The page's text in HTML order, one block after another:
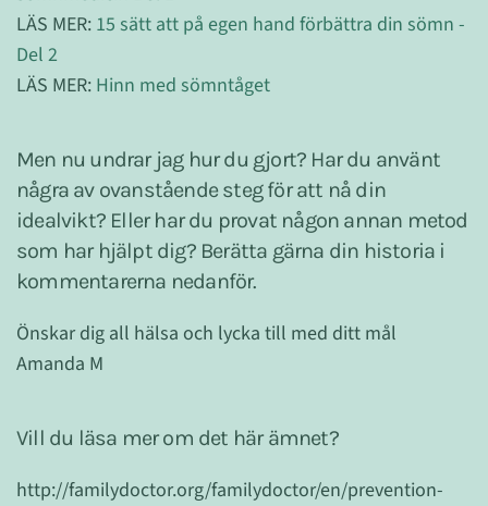
LÄS MER: 15 sätt att på egen hand förbättra din sömn -
Del 2
LÄS MER: Hinn med sömntåget
Men nu undrar jag hur du gjort? Har du använt
några av ovanstående steg för att nå din
idealvikt? Eller har du provat någon annan metod
som har hjälpt dig? Berätta gärna din historia i
kommentarerna nedanför.
Önskar dig all hälsa och lycka till med ditt mål
Amanda M
Vill du läsa mer om det här ämnet?
http://familydoctor.org/familydoctor/en/prevention-